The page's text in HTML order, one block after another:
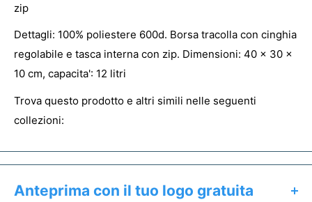
zip
Dettagli: 100% poliestere 600d. Borsa tracolla con cinghia
regolabile e tasca interna con zip. Dimensioni: 40 x 30 x
10 cm, capacita': 12 litri
Trova questo prodotto e altri simili nelle seguenti
collezioni:
Anteprima con il tuo logo gratuita